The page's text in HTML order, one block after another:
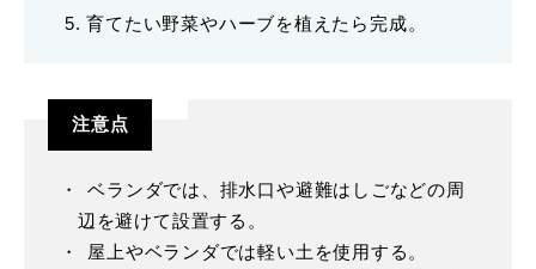
育てたい野菜やハーブを植えたら完成。
注意点
ベランダでは、排水口や避難はしごなどの周
辺を避けて設置する。
屋上やベランダでは軽い土を使用する。